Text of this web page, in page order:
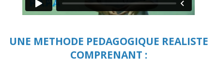
UNE METHODE PEDAGOGIQUE REALISTE
COMPRENANT :